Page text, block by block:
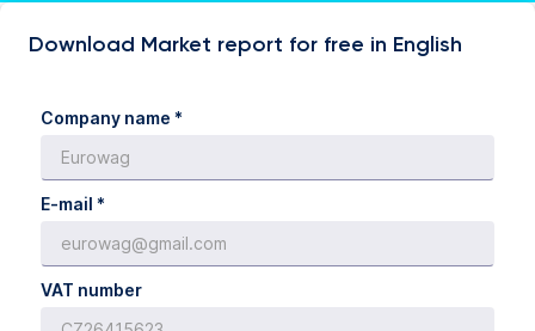
Download Market report for free in English
Company name *
E-mail *
VAT number